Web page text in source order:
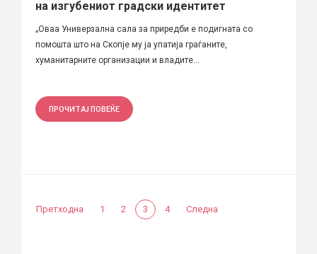
на изгубениот градски идентитет
„Оваа Универзална сала за приредби е подигната со
помошта што на Скопје му ја упатија граѓаните,
хуманитарните организации и владите...
ПРОЧИТАЈ ПОВЕЌЕ
Претходна 1 2 3 4 Следна